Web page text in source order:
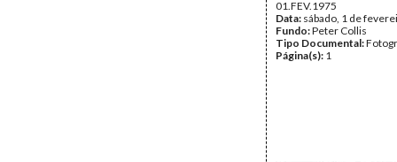
01.FEV.1975
Data: sábado, 1 de
Fundo:Peter Collis
Tipo Documental:
Página(s): 1